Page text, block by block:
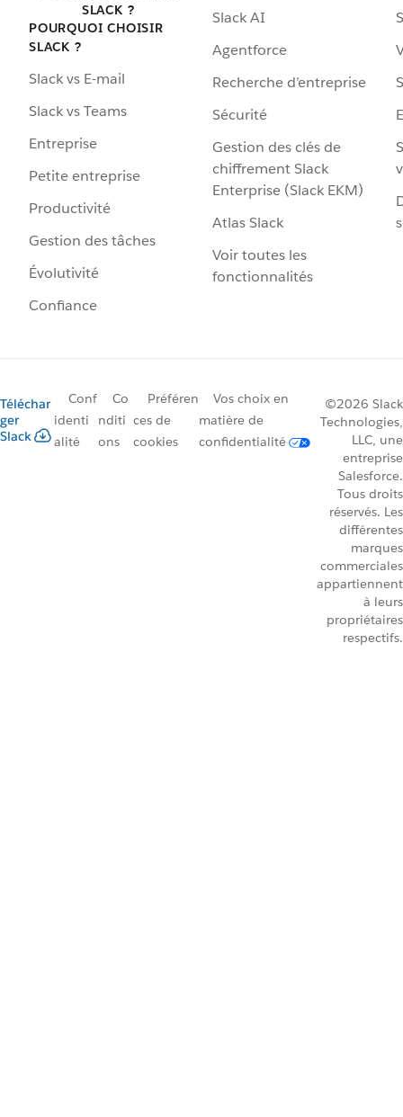
SLACK ?
POURQUOI CHOISIR
SLACK ?
Slack vs E-mail
Slack vs Teams
Entreprise
Petite entreprise
Productivité
Gestion des tâches
Évolutivité
Confiance
Slack AI
Agentforce
Recherche d’entreprise
Sécurité
Gestion des clés de
chiffrement Slack
Enterprise (Slack EKM)
Atlas Slack
Voir toutes les
fonctionnalités
Téléchar
ger
Slack
Conf
identi
alité
Co
nditi
ons
Préféren
ces de
cookies
Vos choix en
matière de
confidentialité
©2026 Slack
Technologies,
LLC, une
entreprise
Salesforce.
Tous droits
réservés. Les
différentes
marques
commerciales
appartiennent
à leurs
propriétaires
respectifs.